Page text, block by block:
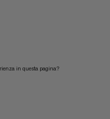
in questa pagina?